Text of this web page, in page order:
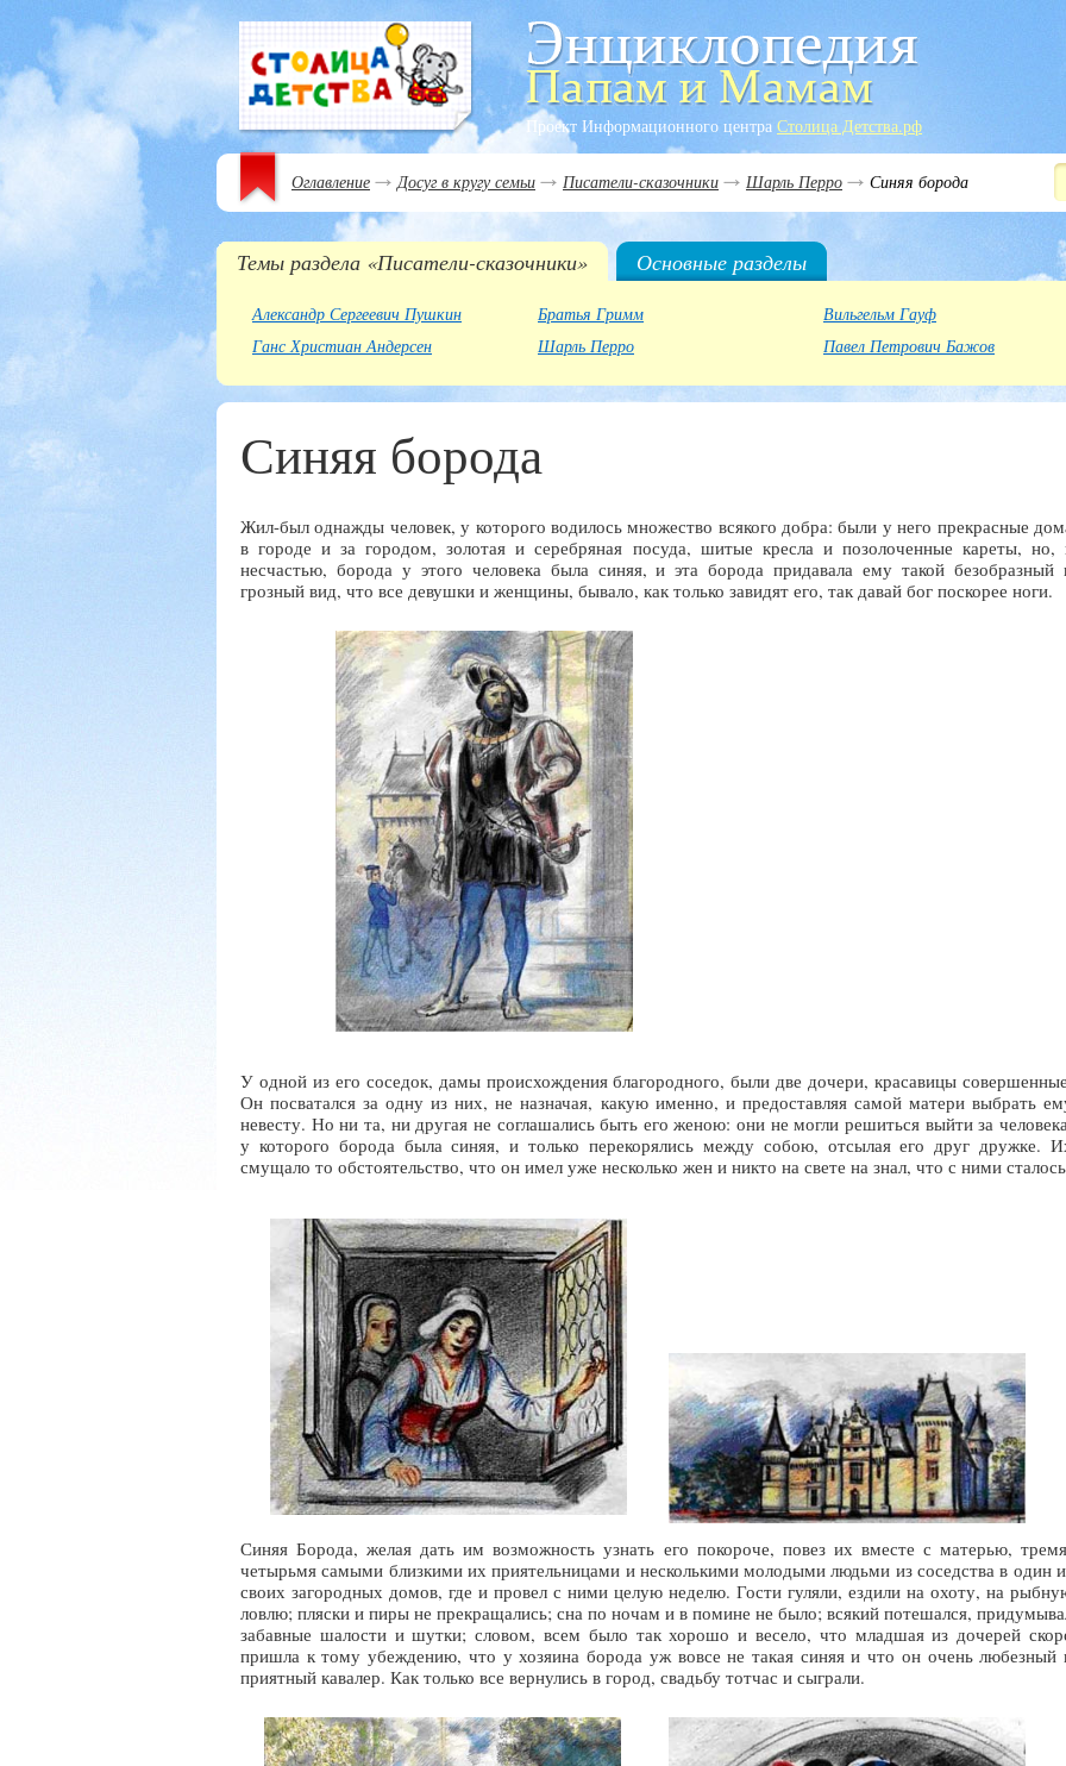
Проект Информационного центра Столица Детства.рф
Оглавление Досуг в кругу семьи Писатели-сказочники Шарль Перро Синяя борода
Темы раздела «Писатели-сказочники» Основные разделы
Александр Сергеевич Пушкин
Ганс Христиан Андерсен
Братья Гримм
Шарль Перро
Вильгельм Гауф
Павел Петрович Бажов
Синяя борода
Жил-был однажды человек, у которого водилось множество всякого добра: были у него прекрасные
в городе и за городом, золотая и серебряная посуда, шитые кресла и позолоченные кареты, но,
несчастью, борода у этого человека была синяя, и эта борода придавала ему такой безобразный
грозный вид, что все девушки и женщины, бывало, как только завидят его, так давай бог поскорее ноги.
У одной из его соседок, дамы происхождения благородного, были две дочери, красавицы
Он посватался за одну из них, не назначая, какую именно, и предоставляя самой матери выбрать
невесту. Но ни та, ни другая не соглашались быть его женою: они не могли решиться выйти за
у которого борода была синяя, и только перекорялись между собою, отсылая его друг дружке.
смущало то обстоятельство, что он имел уже несколько жен и никто на свете на знал, что с ними
Синяя Борода, желая дать им возможность узнать его покороче, повез их вместе с матерью,
четырьмя самыми близкими их приятельницами и несколькими молодыми людьми из соседства в один
своих загородных домов, где и провел с ними целую неделю. Гости гуляли, ездили на охоту, на
ловлю; пляски и пиры не прекращались; сна по ночам и в помине не было; всякий потешался,
забавные шалости и шутки; словом, всем было так хорошо и весело, что младшая из дочерей
пришла к тому убеждению, что у хозяина борода уж вовсе не такая синяя и что он очень любезный
приятный кавалер. Как только все вернулись в город, свадьбу тотчас и сыграли.